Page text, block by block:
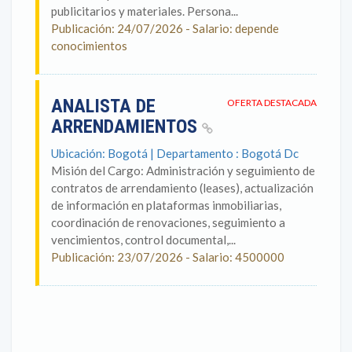
publicitarios y materiales. Persona...
Publicación: 24/07/2026 - Salario: depende
conocimientos
OFERTA DESTACADA
ANALISTA DE
ARRENDAMIENTOS
Ubicación: Bogotá | Departamento : Bogotá Dc
Misión del Cargo: Administración y seguimiento de
contratos de arrendamiento (leases), actualización
de información en plataformas inmobiliarias,
coordinación de renovaciones, seguimiento a
vencimientos, control documental,...
Publicación: 23/07/2026 - Salario: 4500000